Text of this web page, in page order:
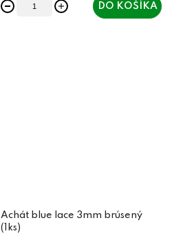
DO KOŠÍKA
Achát blue lace 3mm brúsený
(1ks)